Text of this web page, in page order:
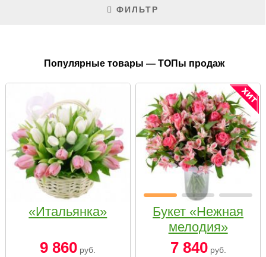
ФИЛЬТР
Популярные товары — ТОПы продаж
«Итальянка»
9 860 руб.
Букет «Нежная
мелодия»
7 840руб.